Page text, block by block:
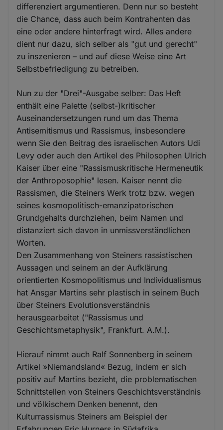
differenziert argumentieren. Denn nur so besteht
die Chance, dass auch beim Kontrahenten das
eine oder andere hinterfragt wird. Alles andere
dient nur dazu, sich selber als "gut und gerecht"
zu inszenieren – und auf diese Weise eine Art
Selbstbefriedigung zu betreiben.
Nun zu der "Drei"-Ausgabe selber: Das Heft
enthält eine Palette (selbst-)kritischer
Auseinandersetzungen rund um das Thema
Antisemitismus und Rassismus, insbesondere
wenn Sie den Beitrag des israelischen Autors Udi
Levy oder auch den Artikel des Philosophen Ulrich
Kaiser über eine "Rassismuskritische Hermeneutik
der Anthroposophie" lesen. Kaiser nennt die
Rassismen, die Steiners Werk trotz bzw. wegen
seines kosmopolitisch-emanzipatorischen
Grundgehalts durchziehen, beim Namen und
distanziert sich davon in unmissverständlichen
Worten.
Den Zusammenhang von Steiners rassistischen
Aussagen und seinem an der Aufklärung
orientierten Kosmopolitismus und Individualismus
hat Ansgar Martins sehr plastisch in seinem Buch
über Steiners Evolutionsverständnis
herausgearbeitet ("Rassismus und
Geschichtsmetaphysik", Frankfurt. A.M.).
Hierauf nimmt auch Ralf Sonnenberg in seinem
Artikel »Niemandsland« Bezug, indem er sich
positiv auf Martins bezieht, die problematischen
Schnittstellen von Steiners Geschichtsverständnis
und völkischem Denken benennt, den
Kulturrassismus Steiners am Beispiel der